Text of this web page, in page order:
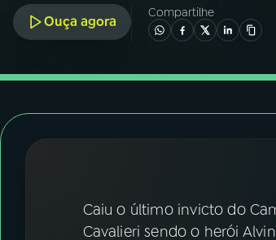
05PODCASTS
FESTIVAL DE MÚSICA
Ouça agora
Compartilhe
Caiu o último invicto do
Cavalieri sendo o herói